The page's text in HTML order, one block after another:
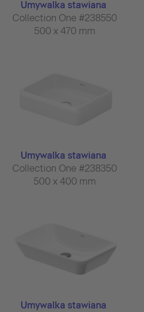
Umywalka stawiana
Collection One #238550
500 x 470 mm
Umywalka stawiana
Collection One #238350
500 x 400 mm
Umywalka stawiana